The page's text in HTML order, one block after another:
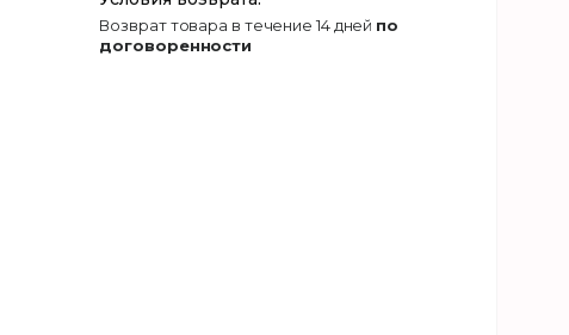
возврат товара в течение 14 дней по
договоренности